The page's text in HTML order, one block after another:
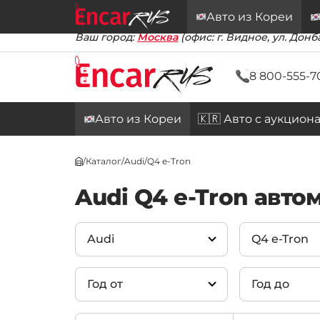
Ваш город:Москва (офис: г. Видное, ул.
8 800-555-
Авто из Кореи 🇰🇷 Авто с
Авто из Кореи
/Каталог/Audi/Q4 e-Tron
Audi Q4 e-Tron
Audi
Audi(43)
Q4 e-Tron
A6(647)
Год от Год до